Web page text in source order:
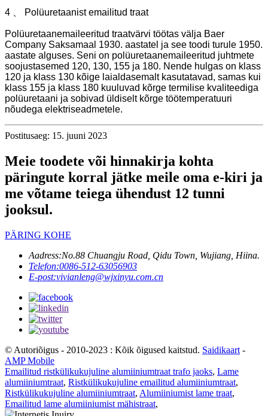
4 、 Polüuretaanist emailitud traat
Polüuretaanemaileeritud traatvärvi töötas välja Baer
Company Saksamaal 1930. aastatel ja see toodi turule 1950.
aastate alguses. Seni on polüuretaanemaileeritud juhtmete
soojustasemed 120, 130, 155 ja 180. Nende hulgas on klass
120 ja klass 130 kõige laialdasemalt kasutatavad, samas kui
klass 155 ja klass 180 kuuluvad kõrge termilise kvaliteediga
polüuretaani ja sobivad üldiselt kõrge töötemperatuuri
nõudega elektriseadmetele.
Postitusaeg: 15. juuni 2023
Meie toodete või hinnakirja kohta
päringute korral jätke meile oma e-kiri ja
me võtame teiega ühendust 12 tunni
jooksul.
PÄRING KOHE
Aadress:No.88 Chuangju Road, Qidu Town, Wujiang, Hiina.
Telefon:0086-512-63056903
E-post:vivianleng@wjxinyu.com.cn
© Autoriõigus - 2010-2023 : Kõik õigused kaitstud. Saidikaart -
AMP Mobile
Emailitud ristkülikukujuline alumiiniumtraat trafo jaoks, Lame
alumiiniumtraat, Ristkülikukujuline emailitud alumiiniumtraat,
Ristkülikukujuline alumiiniumtraat, Alumiiniumist lame traat,
Emailitud lame alumiiniumist mähistraat,